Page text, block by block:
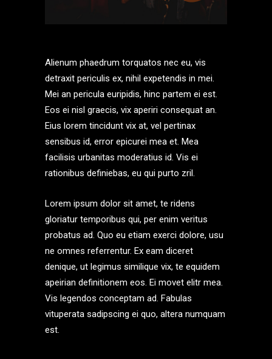
Alienum phaedrum torquatos nec eu, vis
detraxit periculis ex, nihil expetendis in mei.
Mei an pericula euripidis, hinc partem ei est.
Eos ei nisl graecis, vix aperiri consequat an.
Eius lorem tincidunt vix at, vel pertinax
sensibus id, error epicurei mea et. Mea
facilisis urbanitas moderatius id. Vis ei
rationibus definiebas, eu qui purto zril.
Lorem ipsum dolor sit amet, te ridens
gloriatur temporibus qui, per enim veritus
probatus ad. Quo eu etiam exerci dolore, usu
ne omnes referrentur. Ex eam diceret
denique, ut legimus similique vix, te equidem
apeirian definitionem eos. Ei movet elitr mea.
Vis legendos conceptam ad. Fabulas
vituperata sadipscing ei quo, altera numquam
est.